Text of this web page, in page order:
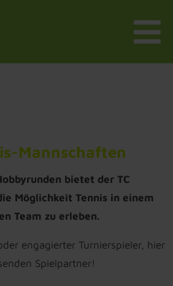
Mannschaften
bietet der TC
Möglichkeit Tennis in einem
Team zu erleben.
engagierter Turnierspieler, hier
Spielpartner!